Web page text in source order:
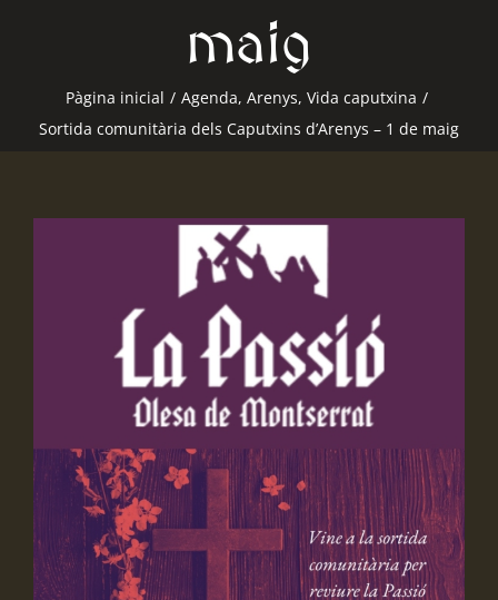
maig
Pàgina inicial / Agenda, Arenys, Vida caputxina /
Sortida comunitària dels Caputxins d’Arenys – 1 de maig